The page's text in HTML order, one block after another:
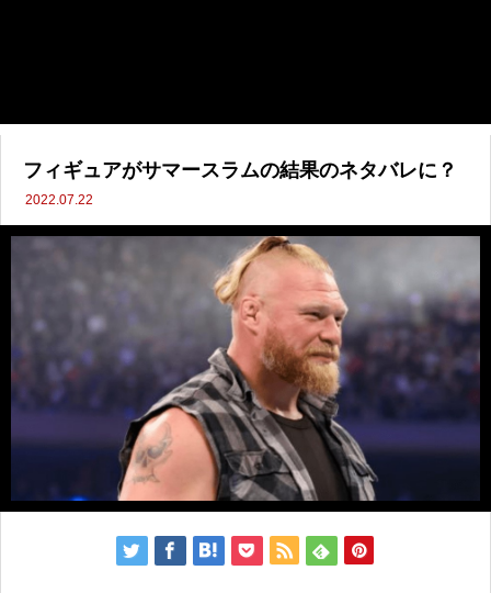
フィギュアがサマースラムの結果のネタバレに？
2022.07.22